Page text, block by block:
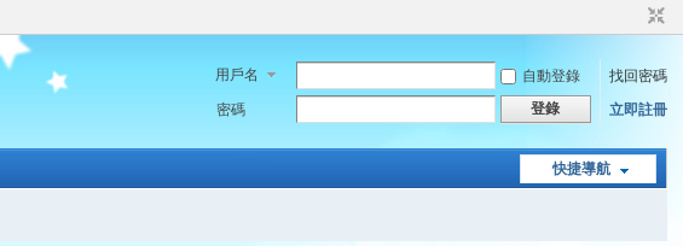
用戶名 自動登錄
找回密碼
密碼
登錄 立即註冊
快捷導航